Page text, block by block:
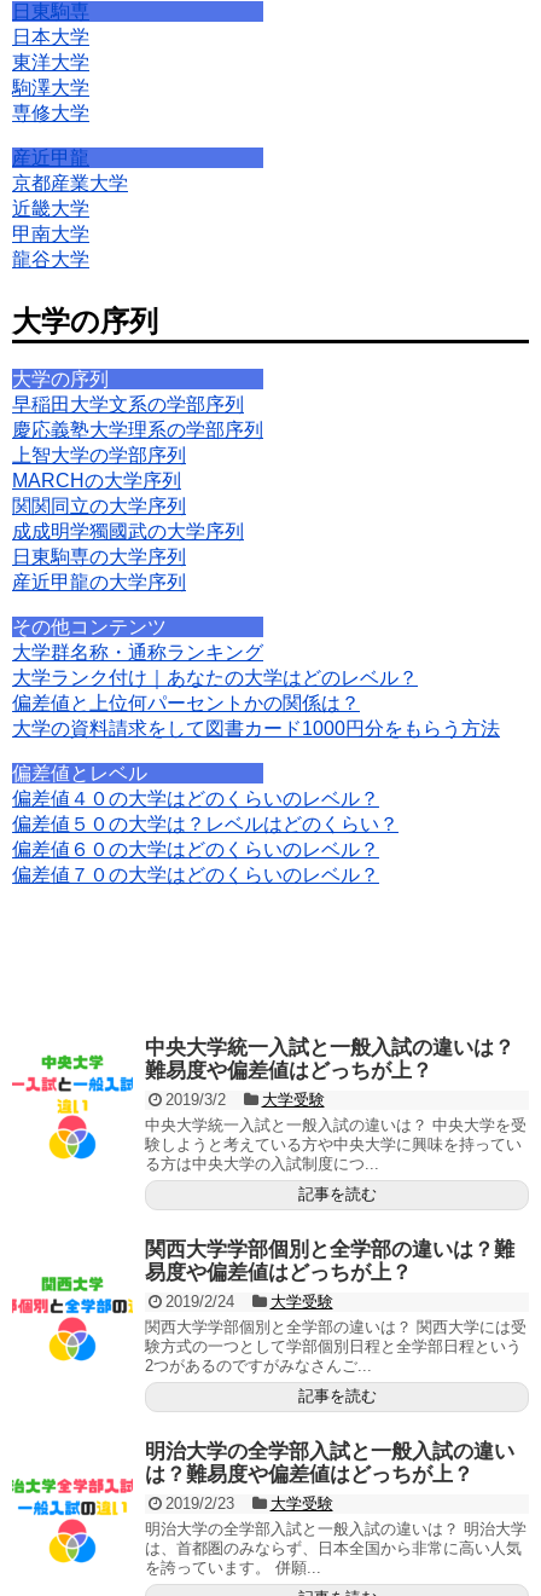
日東駒専
日本大学
東洋大学
駒澤大学
専修大学
産近甲龍
京都産業大学
近畿大学
甲南大学
龍谷大学
大学の序列
大学の序列
早稲田大学文系の学部序列
慶応義塾大学理系の学部序列
上智大学の学部序列
MARCHの大学序列
関関同立の大学序列
成成明学獨國武の大学序列
日東駒専の大学序列
産近甲龍の大学序列
その他コンテンツ
大学群名称・通称ランキング
大学ランク付け｜あなたの大学はどのレベル？
偏差値と上位何パーセントかの関係は？
大学の資料請求をして図書カード1000円分をもらう方法
偏差値とレベル
偏差値４０の大学はどのくらいのレベル？
偏差値５０の大学は？レベルはどのくらい？
偏差値６０の大学はどのくらいのレベル？
偏差値７０の大学はどのくらいのレベル？
中央大学統一入試と一般入試の違いは？
難易度や偏差値はどっちが上？
2019/3/2
大学受験
中央大学統一入試と一般入試の違いは？ 中央大学を受
験しようと考えている方や中央大学に興味を持ってい
る方は中央大学の入試制度につ...
記事を読む
関西大学学部個別と全学部の違いは？難
易度や偏差値はどっちが上？
2019/2/24
大学受験
関西大学学部個別と全学部の違いは？ 関西大学には受
験方式の一つとして学部個別日程と全学部日程という
2つがあるのですがみなさんご...
記事を読む
明治大学の全学部入試と一般入試の違い
は？難易度や偏差値はどっちが上？
2019/2/23
大学受験
明治大学の全学部入試と一般入試の違いは？ 明治大学
は、首都圏のみならず、日本全国から非常に高い人気
を誇っています。 併願...